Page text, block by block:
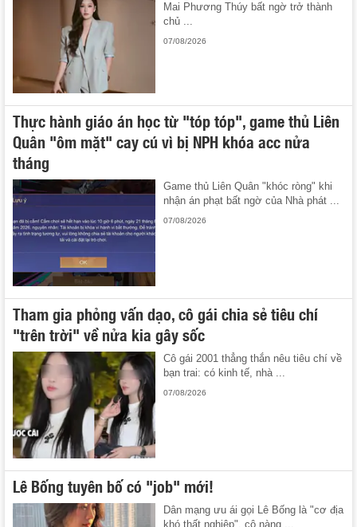
Mai Phương Thúy bất ngờ trở thành
chủ ...
07/08/2026
Thực hành giáo án học từ "tóp tóp", game thủ Liên
Quân "ôm mặt" cay cú vì bị NPH khóa acc nửa
tháng
Game thủ Liên Quân "khóc ròng" khi
nhận án phạt bất ngờ của Nhà phát ...
07/08/2026
Tham gia phỏng vấn dạo, cô gái chia sẻ tiêu chí
"trên trời" về nửa kia gây sốc
Cô gái 2001 thẳng thắn nêu tiêu chí về
bạn trai: có kinh tế, nhà ...
07/08/2026
Lê Bống tuyên bố có "job" mới!
Dân mạng ưu ái gọi Lê Bống là "cơ địa
khó thất nghiệp", cô nàng ...